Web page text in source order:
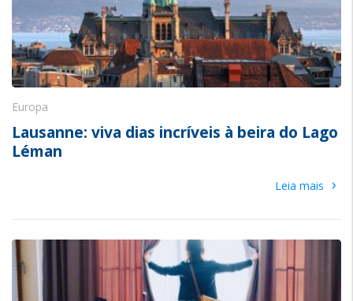
Europa
Lausanne: viva dias incríveis à beira do Lago
Léman
Leia mais ›